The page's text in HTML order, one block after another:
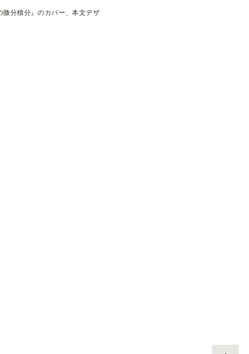
分積分』のカバー、本文デザ